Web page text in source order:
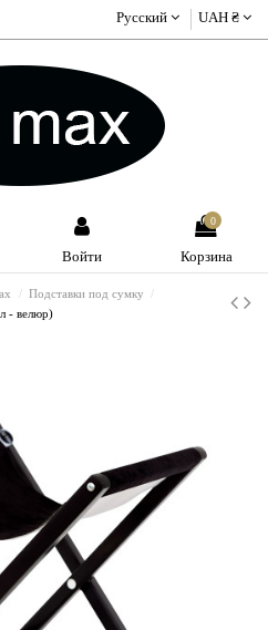
Русский UAH ₴
Войти
0
Корзина
Подставки под сумку
- велюр)